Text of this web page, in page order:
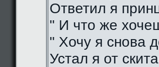
Ответил я
" И что же
" Хочу я снова
Устал я от